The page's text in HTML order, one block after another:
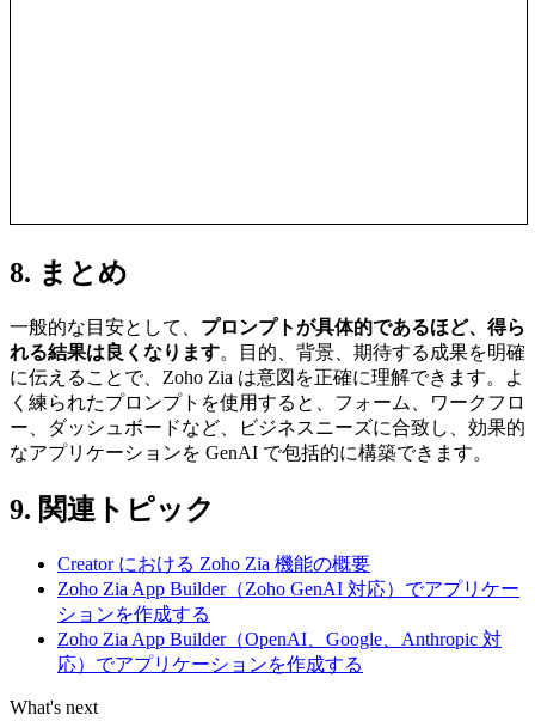
8. まとめ
一般的な目安として、 プロンプトが具体的であるほど、得ら
れる結果は良くなります。目的、背景、期待する成果を明確
に伝えることで、Zoho Zia は意図を正確に理解できます。よ
く練られたプロンプトを使用すると、フォーム、ワークフロ
ー、ダッシュボードなど、ビジネスニーズに合致し、効果的
なアプリケーションを GenAI で包括的に構築できます。
9. 関連トピック
Creator における Zoho Zia 機能の概要
Zoho Zia App Builder（Zoho GenAI 対応）でアプリケー
ションを作成する
Zoho Zia App Builder（OpenAI、Google、Anthropic 対
応）でアプリケーションを作成する
What's next